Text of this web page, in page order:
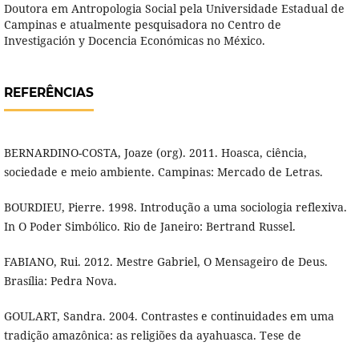
Doutora em Antropologia Social pela Universidade Estadual de
Campinas e atualmente pesquisadora no Centro de
Investigación y Docencia Económicas no México.
REFERÊNCIAS
BERNARDINO-COSTA, Joaze (org). 2011. Hoasca, ciência,
sociedade e meio ambiente. Campinas: Mercado de Letras.
BOURDIEU, Pierre. 1998. Introdução a uma sociologia reflexiva.
In O Poder Simbólico. Rio de Janeiro: Bertrand Russel.
FABIANO, Rui. 2012. Mestre Gabriel, O Mensageiro de Deus.
Brasília: Pedra Nova.
GOULART, Sandra. 2004. Contrastes e continuidades em uma
tradição amazônica: as religiões da ayahuasca. Tese de